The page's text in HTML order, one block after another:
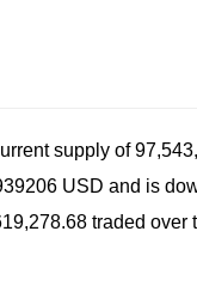
supply of
USD and is
traded